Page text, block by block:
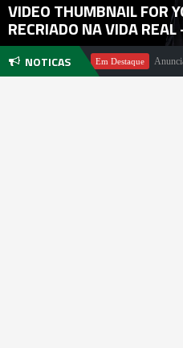
VIDEO THUMBNAIL FOR
RECRIADO NA VIDA
NOTICAS
Pachter Em Destaque Anunciado